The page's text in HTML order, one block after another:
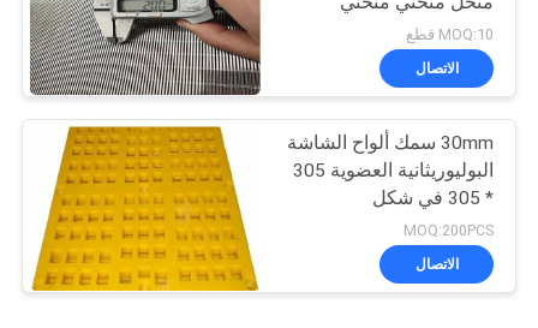
MOQ:10 قطع
الاتصال
30mm سمك ألواح الشاشة
البوليوريثانية العضوية 305
* 305 في شكل
هكساجونال
MOQ:200PCS
الاتصال